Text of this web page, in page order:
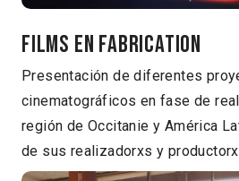
Films en fabrication
Presentación de diferentes
cinematográficos en fase de
región de Occitanie y América
de sus realizadorxs y